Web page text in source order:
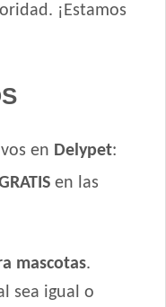
Sabor Cordero
Rosado
¡Estamos
en Delypet:
en las
mascotas.
sea igual o